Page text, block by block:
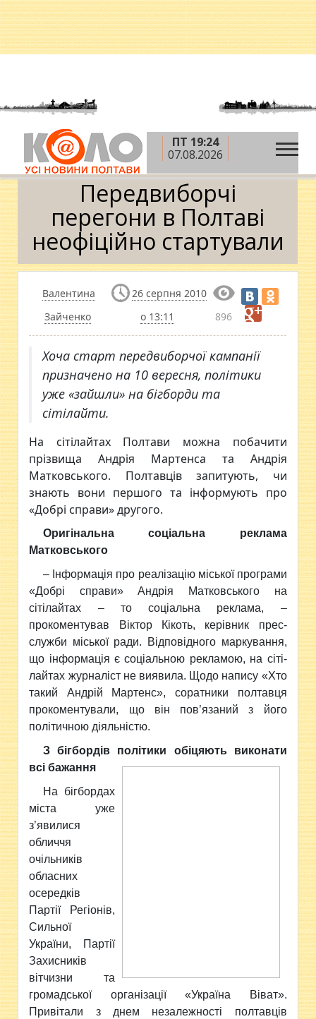
ПТ 19:24
07.08.2026
Головна » Новини » Влада »Передвиборчі
перегони в Полтаві неофіційно стартували
Передвиборчі
перегони в Полтаві
неофіційно стартували
Валентина
Зайченко
26 серпня 2010
о 13:11
896
Хоча старт передвиборчої кампанії
призначено на 10 вересня, політики
уже «зайшли» на бігборди та
сітілайти.
На сітілайтах Полтави можна побачити
прізвища Андрія Мартенса та Андрія
Матковського. Полтавців запитують, чи
знають вони першого та інформують про
«Добрі справи» другого.
Оригінальна соціальна реклама
Матковського
– Інформація про реалізацію міської програми
«Добрі справи» Андрія Матковського на
сітілайтах – то соціальна реклама, –
прокоментував Віктор Кікоть, керівник прес-
служби міської ради. Відповідного маркування,
що інформація є соціальною рекламою, на сіті-
лайтах журналіст не виявила. Щодо напису «Хто
такий Андрій Мартенс», соратники полтавця
прокоментували, що він пов’язаний з його
політичною діяльністю.
З бігбордів політики обіцяють виконати
всі бажання
На бігбордах
міста уже
з’явилися
обличчя
очільників
обласних
осередків
Партії Регіонів,
Сильної
України, Партії
Захисників
вітчизни та
громадської організації «Україна Віват».
Привітали з днем незалежності полтавців